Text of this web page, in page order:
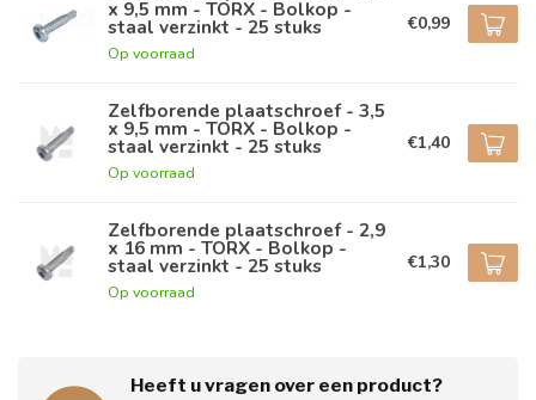
x 9,5 mm - TORX - Bolkop -
staal verzinkt - 25 stuks
Op voorraad
€0,99
Zelfborende plaatschroef - 3,5
x 9,5 mm - TORX - Bolkop -
staal verzinkt - 25 stuks
Op voorraad
€1,40
Zelfborende plaatschroef - 2,9
x 16 mm - TORX - Bolkop -
staal verzinkt - 25 stuks
Op voorraad
€1,30
Heeft u vragen over een product?